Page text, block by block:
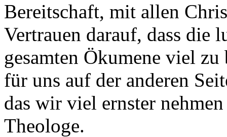
Bereitschaft, mit allen
Vertrauen darauf, dass die
gesamten Ökumene viel
für uns auf der anderen
das wir viel ernster
Theologe.